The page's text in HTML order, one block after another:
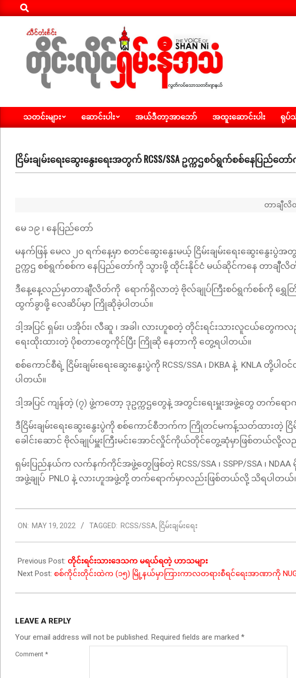
to
Search
ရှမ်း
နီ
သတင်း
Primary
သတင်းများ ဆောင်းပါး အယ်ဒီတာ့အာဘော် အထူးဆောင်းပါး ရုပ်
ငြိမ်းချမ်းရေးဆွေးနွေးရေးအတွက် RCSS/SSA ဥက္ကဌစဝ်ရွက်စစ်နေပြည်တ
တာချီလိ
မေ ၁၉ ၊ နေပြည်တော်
မနက်ဖြန် မေလ ၂၀ ရက်နေ့မှာ စတင်ဆွေးနွေးမယ့် ငြိမ်းချမ်းရေးဆွေးနွေးပွဲ
ဥက္ကဌ စစ်ရွက်စစ်က နေပြည်တော်ကို သွားဖို့ ထိုင်းနိုင်ငံ မယ်ဆိုင်ကနေ တာချီိ
ဒီနေ့နေ့လည်မှာတာချီလိတ်ကို ရောက်ရှိလာတဲ့ ဗိုလ်ချုပ်ကြီးစဝ်ရွက်စစ်ကို ရွှေတ
ထွက်ခွာဖို့ လေဆိပ်မှာ ကြိုဆိုခဲ့ပါတယ်။
ဒါ့အပြင် ရှမ်း၊ ပအိုဝ်း၊ လီဆူ ၊ အခါ၊ လားဟူစတဲ့ တိုင်းရင်းသားလူငယ်တွေက
ရေးထိုးထားတဲ့ ပိုစတာတွေကိုင်ပြီး ကြိုဆို နေတာကို တွေ့ရပါတယ်။
စစ်ကောင်စီရဲ့ ငြိမ်းချမ်းရေးဆွေးနွေးပွဲကို RCSS/SSA ၊ DKBA နဲ့
ပါတယ််။
ဒါ့အပြင် ကျန်တဲ့ (၇) ဖွဲ့ကတော့ ဒုဥက္ကဌတွေနဲ့ အတွင်းရေးမှူးအဖွဲ့တွေ တက်ရ
ဒီငြိမ်းချမ်းရေးဆွေးနွေးပွဲကို စစ်ကောင်စီဘက်က ကြိုတင်မကန့်သတ်ထားတဲ့ ငြိမ်းခ
ခေါင်းဆောင် ဗိုလ်ချုပ်မှူးကြီးမင်းအောင်လှိုင်ကိုယ်တိုင်တွေ့ဆုံမှာဖြစ်တယ်လို့လ
ရှမ်းပြည်နယ်က လက်နက်ကိုင်အဖွဲ့တွေဖြစ်တဲ့ RCSS/SSA ၊​ SSPP/SSA ၊​ NDAA
အဖွဲ့ချုပ် PNLO နဲ့ လားဟူအဖွဲ့တို့ တက်ရောက်မှာလည်းဖြစ်တယ်လို့ သိရပါတယ်
05-
19
ON: MAY 19, 2022 TAGGED: RCSS/SSA, ငြိမ်းချမ်းရေး
Previous Post: တိုင်းရင်းသားဒေသက မရယ်ရတဲ့ ဟာသများ
Next Post: စစ်ကိုင်းတိုင်းထဲက (၁၅) မြို့နယ်မှာကြားကာလတရားစီရင်ရေးအာဏာကို
LEAVE A REPLY
Your email address will not be published. Required fields are marked *
Comment *